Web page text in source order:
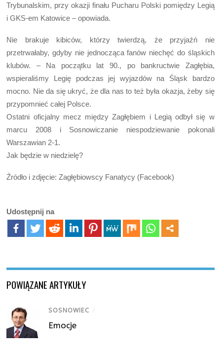
Trybunalskim, przy okazji finału Pucharu Polski pomiędzy Legią
i GKS-em Katowice – opowiada.
Nie brakuje kibiców, którzy twierdzą, że przyjaźń nie
przetrwałaby, gdyby nie jednocząca fanów niechęć do śląskich
klubów. – Na początku lat 90., po bankructwie Zagłębia,
wspieraliśmy Legię podczas jej wyjazdów na Śląsk bardzo
mocno. Nie da się ukryć, że dla nas to też była okazja, żeby się
przypomnieć całej Polsce.
Ostatni oficjalny mecz między Zagłębiem i Legią odbył się w
marcu 2008 i Sosnowiczanie niespodziewanie pokonali
Warszawian 2-1.
Jak będzie w niedzielę?
Źródło i zdjęcie: Zagłębiowscy Fanatycy (Facebook)
Udostępnij na
POWIĄZANE ARTYKUŁY
SOSNOWIEC /
Emocje